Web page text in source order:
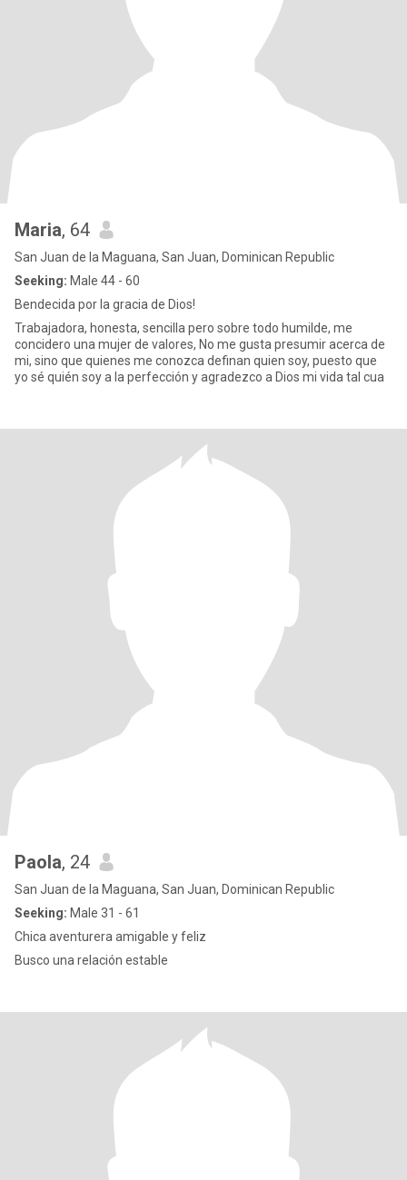
Maria, 64
San Juan de la Maguana, San Juan, Dominican Republic
Seeking: Male 44 - 60
Bendecida por la gracia de Dios!
Trabajadora, honesta, sencilla pero sobre todo humilde, me
concidero una mujer de valores, No me gusta presumir acerca de
mi, sino que quienes me conozca definan quien soy, puesto que
yo sé quién soy a la perfección y agradezco a Dios mi vida tal cua
Paola, 24
San Juan de la Maguana, San Juan, Dominican Republic
Seeking: Male 31 - 61
Chica aventurera amigable y feliz
Busco una relación estable